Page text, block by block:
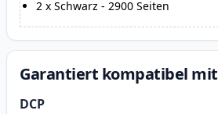
2 x Schwarz - 2900 Seiten
Garantiert kompatibel mit
DCP